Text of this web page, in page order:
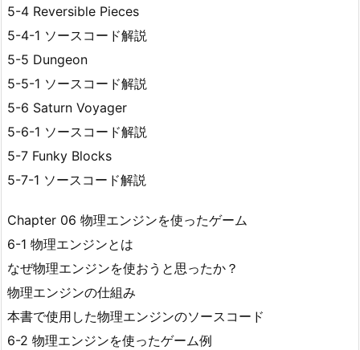
5-4 Reversible Pieces
5-4-1 ソースコード解説
5-5 Dungeon
5-5-1 ソースコード解説
5-6 Saturn Voyager
5-6-1 ソースコード解説
5-7 Funky Blocks
5-7-1 ソースコード解説
Chapter 06 物理エンジンを使ったゲーム
6-1 物理エンジンとは
なぜ物理エンジンを使おうと思ったか？
物理エンジンの仕組み
本書で使用した物理エンジンのソースコード
6-2 物理エンジンを使ったゲーム例